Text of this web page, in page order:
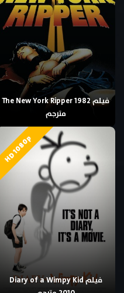
فيلم The New York Ripper 1982
مترجم
HD 1080p
فيلم Diary of a Wimpy Kid